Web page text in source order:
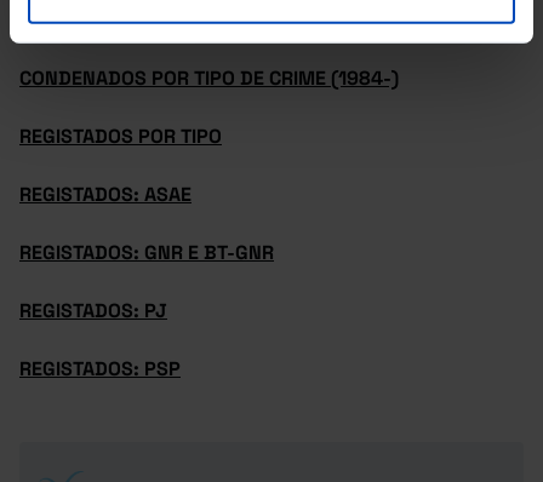
CONDENADOS POR SEXO
CONDENADOS POR TIPO DE CRIME (1984-)
REGISTADOS POR TIPO
REGISTADOS: ASAE
REGISTADOS: GNR E BT-GNR
REGISTADOS: PJ
REGISTADOS: PSP